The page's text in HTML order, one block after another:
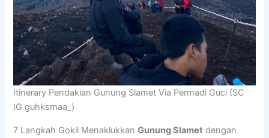
Itinerary Pendakian Gunung Slamet Via Permadi Guci (SC
IG guhksmaa_)
7 Langkah Gokil MenaklukkanGunung Slamet dengan